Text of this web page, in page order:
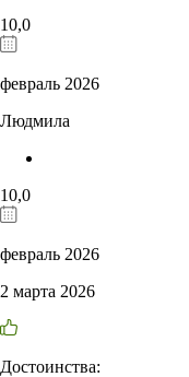
10,0
февраль 2026
Людмила
10,0
февраль 2026
2 марта 2026
Достоинства: